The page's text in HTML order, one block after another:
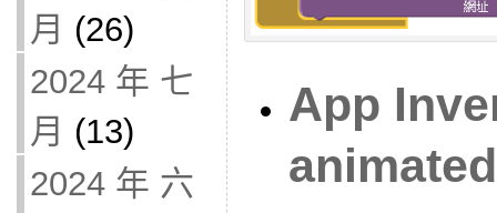
月 (26)
2024 年 七
月 (13)
2024 年 六
App